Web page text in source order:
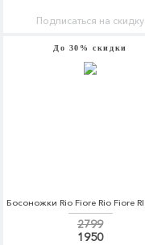
Подписаться на скидку
До 30% скидки
2799
1950